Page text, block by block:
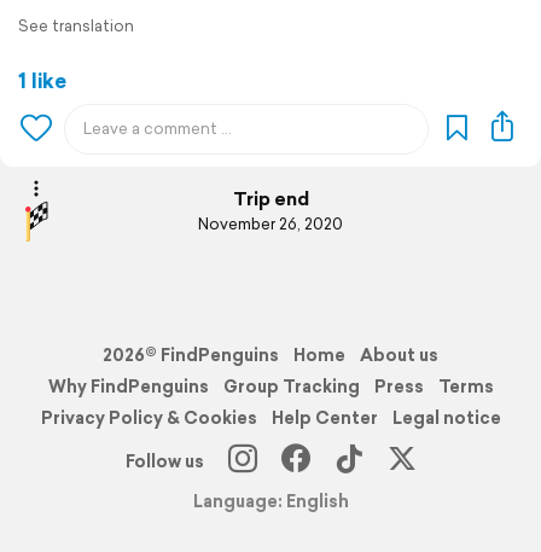
See translation
1 like
Trip end
November 26, 2020
2026© FindPenguins Home
About us
Why FindPenguins
Group Tracking Press
Terms
Privacy Policy & Cookies
Help Center
Legal notice
Follow us
Language: English